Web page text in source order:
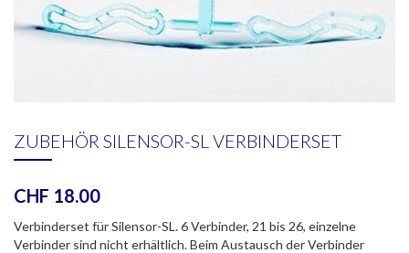
ZUBEHÖR SILENSOR-SL VERBINDERSET
CHF 18.00
Verbinderset für Silensor-SL. 6 Verbinder, 21 bis 26, einzelne
Verbinder sind nicht erhältlich. Beim Austausch der Verbinder